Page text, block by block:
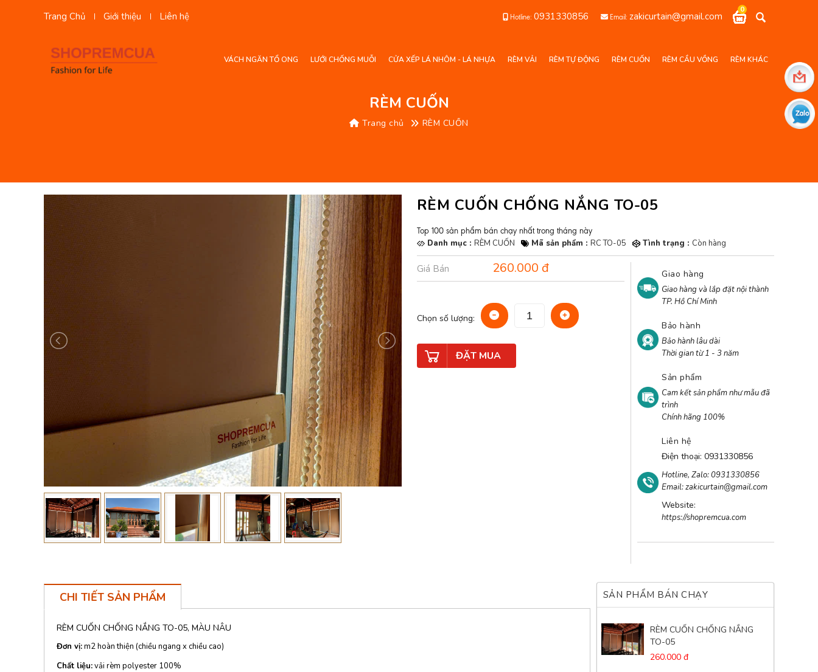
Trang Chủ Giới thiệu Liên hệ Hotline: 0931330856 Email: zakicurtain@gmail.com
0
VÁCH NGĂN TỔ ONG LƯỚI CHỐNG MUỖI CỬA XẾP LÁ NHÔM - LÁ NHỰA RÈM VẢI RÈM TỰ ĐỘNG RÈM CUỐN RÈM CẦU VỒNG RÈM KHÁC
RÈM CUỐN
Trang chủ RÈM CUỐN
RÈM CUỐN CHỐNG NẮNG TO-05
Top 100 sản phẩm bán chạy nhất trong tháng này
Danh mục : RÈM CUỐN Mã sản phẩm : RC TO-05 Tình trạng : Còn hàng
Giá Bán 260.000 đ
Chọn số lượng:
ĐẶT MUA
Giao hàng
Giao hàng và lắp đặt nội thành
TP. Hồ Chí Minh
Bảo hành
Bảo hành lâu dài
Thời gian từ 1 - 3 năm
Sản phẩm
Cam kết sản phẩm như mẫu đã
trình
Chính hãng 100%
Liên hệ
Điện thoại: 0931330856
Hotline, Zalo: 0931330856
Email: zakicurtain@gmail.com
Website:
https://shopremcua.com
CHI TIẾT SẢN PHẨM
RÈM CUỐN CHỐNG NẮNG TO-05, MÀU NÂU
Đơn vị:m2 hoàn thiện (chiều ngang x chiều cao)
Chất liệu:vải rèm polyester 100%
SẢN PHẨM BÁN CHẠY
RÈM CUỐN CHỐNG NẮNG
TO-05
260.000 đ